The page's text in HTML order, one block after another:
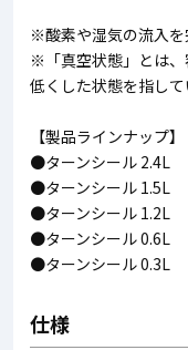
※酸素や湿気の流入を
※「真空状態」とは、
低くした状態を指して
【製品ラインナップ】
●ターンシール 2.4L
●ターンシール 1.5L
●ターンシール 1.2L
●ターンシール 0.6L
●ターンシール 0.3L
仕様